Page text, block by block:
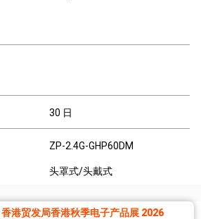
30 日
ZP-2.4G-GHP60DM
头罩式/头戴式
香港贸发局香港秋季电子产品展 2026